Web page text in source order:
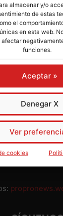
almacenar y/o
de estas
el
en esta web.
funciones.
Aceptar »
Denegar X
Ver
cookies
Pagador-
Pagador
ni
de nuestros
amor al
con la
con
nuestros
cualquier